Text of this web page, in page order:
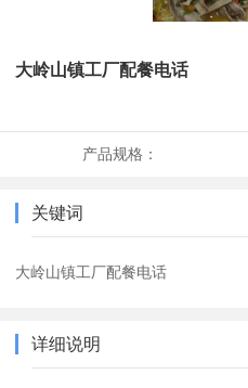
大岭山镇工厂配餐电话
产品规格：
关键词
大岭山镇工厂配餐电话
详细说明